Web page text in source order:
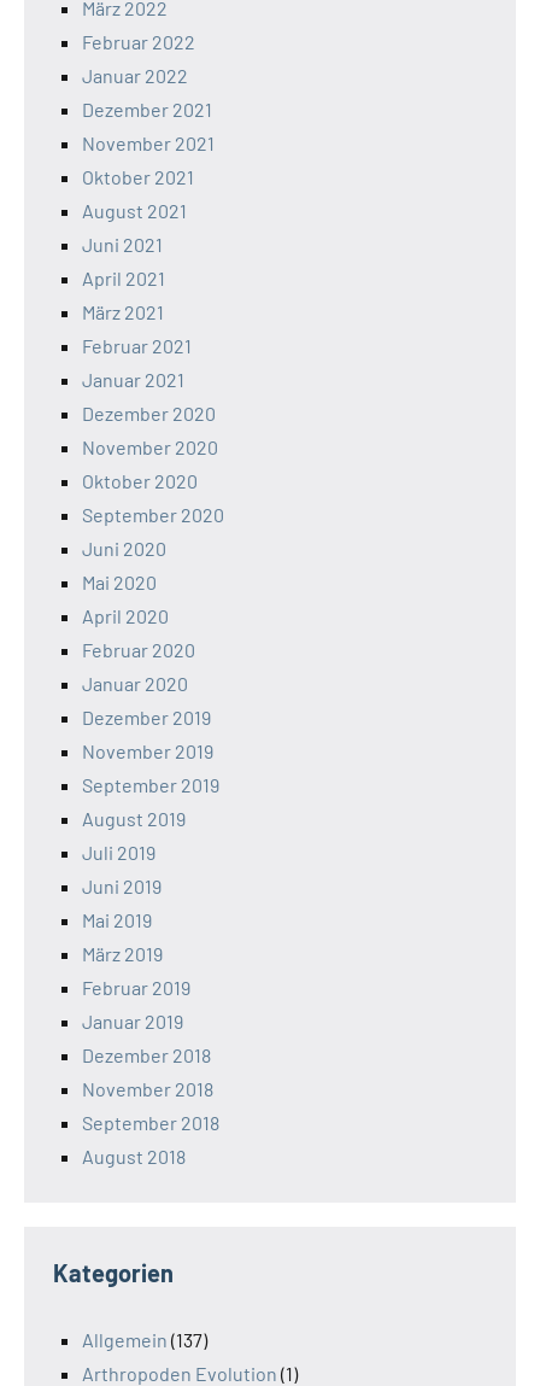
März 2022
Februar 2022
Januar 2022
Dezember 2021
November 2021
Oktober 2021
August 2021
Juni 2021
April 2021
März 2021
Februar 2021
Januar 2021
Dezember 2020
November 2020
Oktober 2020
September 2020
Juni 2020
Mai 2020
April 2020
Februar 2020
Januar 2020
Dezember 2019
November 2019
September 2019
August 2019
Juli 2019
Juni 2019
Mai 2019
März 2019
Februar 2019
Januar 2019
Dezember 2018
November 2018
September 2018
August 2018
Kategorien
Allgemein (137)
Arthropoden Evolution (1)